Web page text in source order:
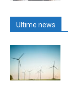
Ultime news